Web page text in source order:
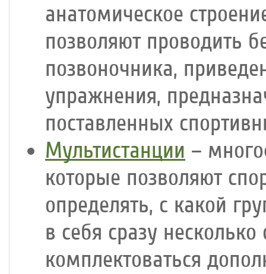
анатомическое
позволяют проводить
позвоночника,
упражнения,
поставленных
Мультистанции –
которые позволяют
определять, с какой
в себя сразу
комплектоваться